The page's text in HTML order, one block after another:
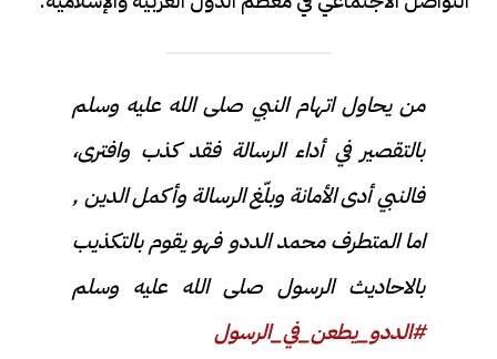
من يحاول اتهام النبي صلى الله عليه وسلم
بالتقصير في أداء الرسالة فقد كذب وافترى،
فالنبي أدى الأمانة وبلّغ الرسالة وأكمل الدين ,
اما المتطرف محمد الددو فهو يقوم بالتكذيب
بالاحاديث الرسول صلى الله عليه وسلم
#الددو_يطعن_في_الرسول